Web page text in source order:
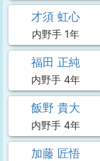
才須 虹心
内野手 1年
福田 正純
内野手 4年
飯野 貴大
内野手 4年
加藤 匠悟